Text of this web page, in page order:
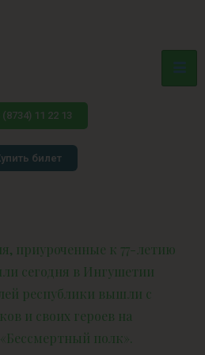
(8734) 11 22 13
билет
приуроченные к 77-летию
сегодня в Ингушетии
республики вышли с
и своих героев на
полк».